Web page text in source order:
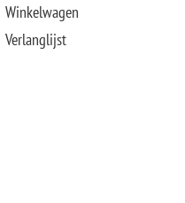
Winkelwagen
Verlanglijst